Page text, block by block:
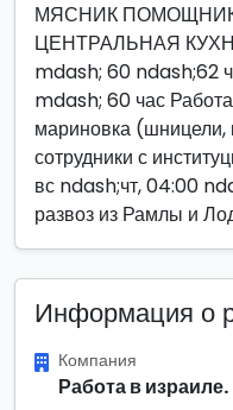
МЯСНИК
ЦЕНТРАЛЬНАЯ
mdash; 60 ndash;62
mdash; 60 час
мариновка (шницели,
сотрудники с
вс ndash;чт, 04:00
развоз из Рамлы и
Информация о
Компания
Работа в